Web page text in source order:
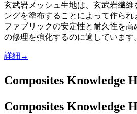
玄武岩メッシュ生地は、玄武岩繊維
ングを塗布することによって作られ
ファブリックの安定性と耐久性を
の修理を強化するのに適しています
詳細→
Composites Knowledge
Composites Knowledge